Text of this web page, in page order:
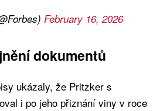
February 16, 2026
dokumentů
ukázaly, že Pritzker s
i po jeho přiznání viny v roce